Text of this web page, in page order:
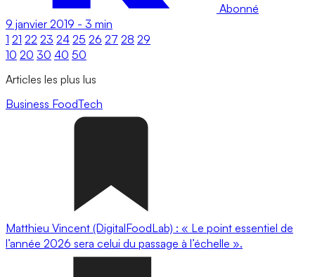
Abonné
9 janvier 2019 - 3 min
1 21 22 23 24 25 26 27 28 29
10 20 30 40 50
Articles les plus lus
Business FoodTech
Matthieu Vincent (DigitalFoodLab) : « Le point essentiel de
l’année 2026 sera celui du passage à l’échelle ».